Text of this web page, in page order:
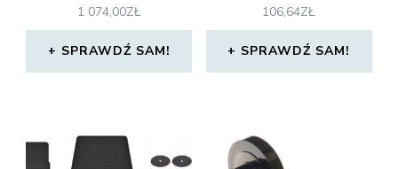
1 074,00ZŁ
SPRAWDŹ SAM!
106,64ZŁ
SPRAWDŹ SAM!